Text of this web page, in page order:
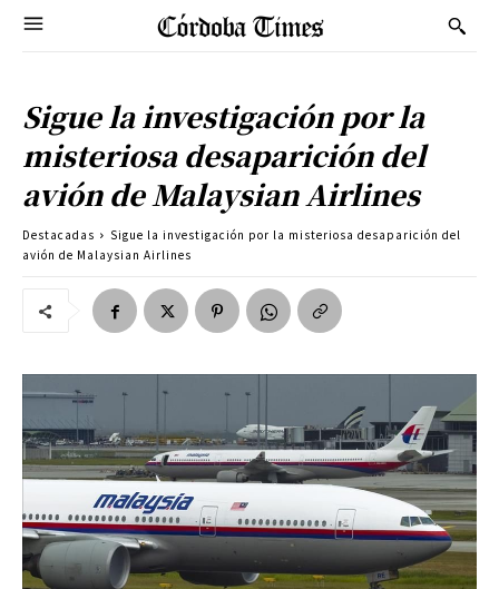
Sigue la investigación por la
misteriosa desaparición del
avión de Malaysian Airlines
Destacadas
Sigue la investigación por la misteriosa desaparición del
avión de Malaysian Airlines